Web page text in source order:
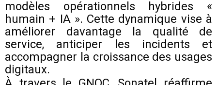
modèles opérationnels hybrides «
humain + IA ». Cette dynamique vise à
améliorer davantage la qualité de
service, anticiper les incidents et
accompagner la croissance des usages
digitaux.